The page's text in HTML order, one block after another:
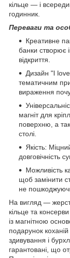
кільце — і
годинник.
Переваги та
Креативне
банки створює
відкриття.
Дизайн "I
тематичним
вираження
магніт для
поверхню, а
столі.
Якість:
довговічність
Можливість
щоб замінити
не
На вигляд —
кільце та
із магнітною
подарунок
здивування і
гарантовані, що